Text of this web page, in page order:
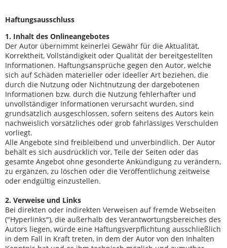
Haftungsausschluss
1. Inhalt des Onlineangebotes
Der Autor übernimmt keinerlei Gewähr für die Aktualität,
Korrektheit, Vollständigkeit oder Qualität der bereitgestellten
Informationen. Haftungsansprüche gegen den Autor, welche
sich auf Schäden materieller oder ideeller Art beziehen, die
durch die Nutzung oder Nichtnutzung der dargebotenen
Informationen bzw. durch die Nutzung fehlerhafter und
unvollständiger Informationen verursacht wurden, sind
grundsätzlich ausgeschlossen, sofern seitens des Autors kein
nachweislich vorsätzliches oder grob fahrlässiges Verschulden
vorliegt.
Alle Angebote sind freibleibend und unverbindlich. Der Autor
behält es sich ausdrücklich vor, Teile der Seiten oder das
gesamte Angebot ohne gesonderte Ankündigung zu verändern,
zu ergänzen, zu löschen oder die Veröffentlichung zeitweise
oder endgültig einzustellen.
2. Verweise und Links
Bei direkten oder indirekten Verweisen auf fremde Webseiten
("Hyperlinks"), die außerhalb des Verantwortungsbereiches des
Autors liegen, würde eine Haftungsverpflichtung ausschließlich
in dem Fall in Kraft treten, in dem der Autor von den Inhalten